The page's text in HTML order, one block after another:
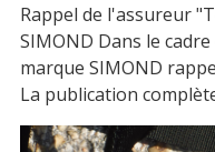
Rappel de l'assureur
SIMOND Dans le
marque SIMOND
La publication